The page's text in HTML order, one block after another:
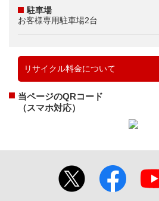
駐車場
お客様専用駐車場2台
リサイクル料金について
当ページのQRコード
（スマホ対応）